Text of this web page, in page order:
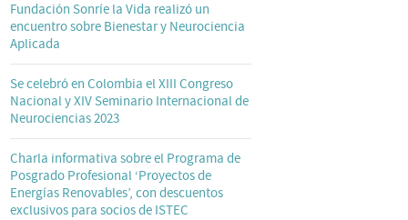
Fundación Sonríe la Vida realizó un
encuentro sobre Bienestar y Neurociencia
Aplicada
Se celebró en Colombia el XIII Congreso
Nacional y XIV Seminario Internacional de
Neurociencias 2023
Charla informativa sobre el Programa de
Posgrado Profesional ‘Proyectos de
Energías Renovables’, con descuentos
exclusivos para socios de ISTEC